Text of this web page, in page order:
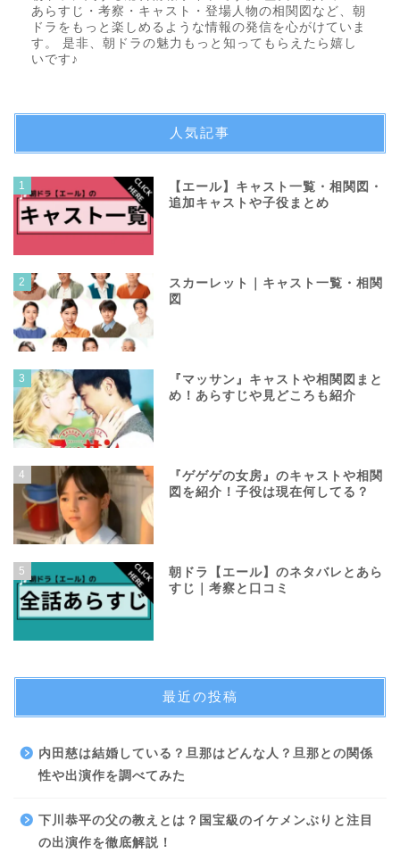
あらすじ・考察・キャスト・登場人物の相関図など、朝
ドラをもっと楽しめるような情報の発信を心がけていま
す。 是非、朝ドラの魅力もっと知ってもらえたら嬉し
いです♪
人気記事
1
【エール】キャスト一覧・相関図・
追加キャストや子役まとめ
2
スカーレット｜キャスト一覧・相関
図
3
『マッサン』キャストや相関図まと
め！あらすじや見どころも紹介
4
『ゲゲゲの女房』のキャストや相関
図を紹介！子役は現在何してる？
5
朝ドラ【エール】のネタバレとあら
すじ｜考察と口コミ
最近の投稿
内田慈は結婚している？旦那はどんな人？旦那との関係
性や出演作を調べてみた
下川恭平の父の教えとは？国宝級のイケメンぶりと注目
の出演作を徹底解説！